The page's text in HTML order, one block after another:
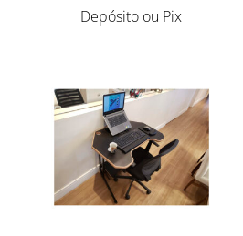
Depósito ou Pix